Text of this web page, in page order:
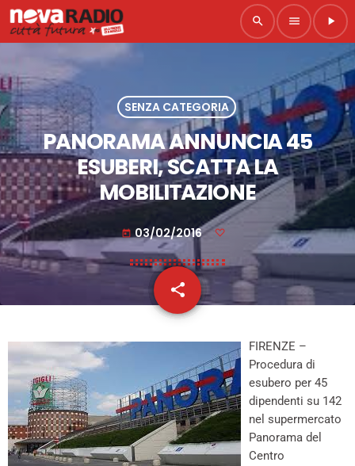
search menu play_arrow
SENZA CATEGORIA
PANORAMA ANNUNCIA 45
ESUBERI, SCATTA LA
MOBILITAZIONE
today 03/02/2016
share
email
FIRENZE –
Procedura di
esubero per 45
dipendenti su 142
nel supermercato
Panorama del
Centro